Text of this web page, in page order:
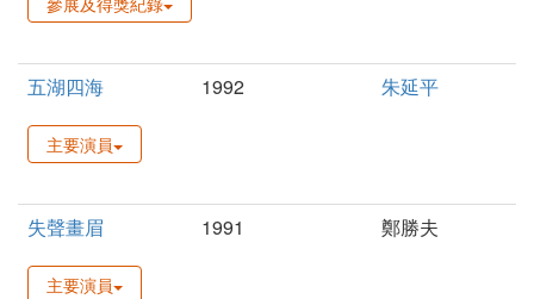
五湖四海 1992 朱延平
主要演員
失聲畫眉 1991 鄭勝夫
主要演員